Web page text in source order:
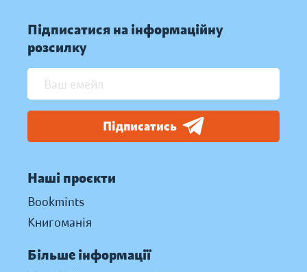
Підписатися на інформаційну
розсилку
Підписатись
Наші проєкти
Bookmints
Книгоманія
Більше інформації